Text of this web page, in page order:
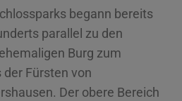
begann bereits
parallel zu den
Burg zum
Fürsten von
Der obere Bereich